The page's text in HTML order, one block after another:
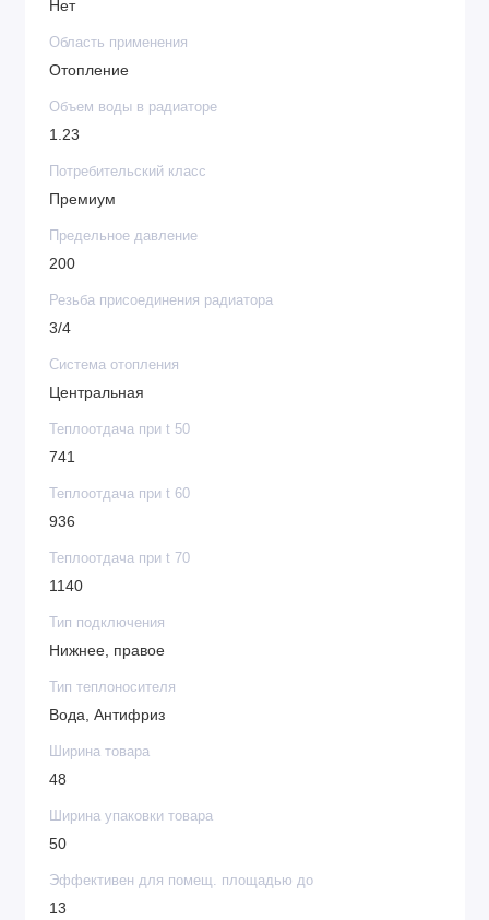
Нет
Область применения
Отопление
Объем воды в радиаторе
1.23
Потребительский класс
Премиум
Предельное давление
200
Резьба присоединения радиатора
3/4
Система отопления
Центральная
Теплоотдача при t 50
741
Теплоотдача при t 60
936
Теплоотдача при t 70
1140
Тип подключения
Нижнее, правое
Тип теплоносителя
Вода, Антифриз
Ширина товара
48
Ширина упаковки товара
50
Эффективен для помещ. площадью до
13